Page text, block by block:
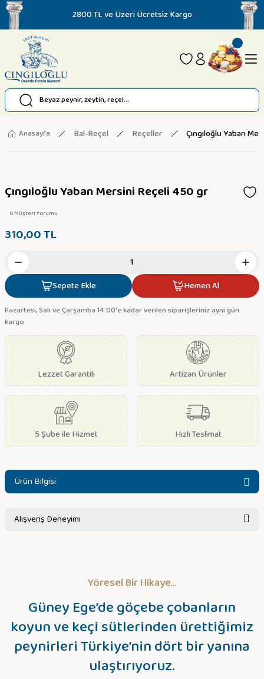
2800 TL ve Üzeri Ücretsiz Kargo
Anasayfa Bal-Reçel Reçeller Çıngıloğlu Yaban
Çıngıloğlu Yaban Mersini Reçeli 450 gr
0 Müşteri Yorumu
310,00 TL
Sepete Ekle Hemen Al
Pazartesi, Salı ve Çarşamba 14:00'e kadar verilen siparişleriniz aynı gün
kargo
Lezzet Garantili Artizan Ürünler
5 Şube ile Hizmet Hızlı Teslimat
Ürün Bilgisi
Alışveriş Deneyimi
Yöresel Bir Hikaye...
Güney Ege’de göçebe çobanların
koyun ve keçi sütlerinden ürettiğimiz
peynirleri Türkiye’nin dört bir yanına
ulaştırıyoruz.